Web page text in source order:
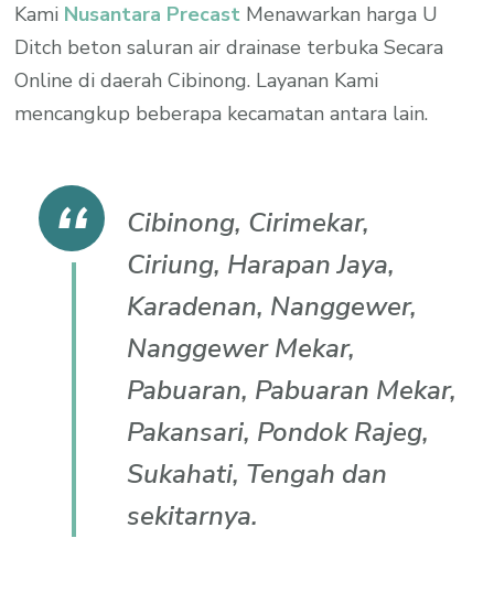
Kami Nusantara Precast Menawarkan harga U
Ditch beton saluran air drainase terbuka Secara
Online di daerah Cibinong. Layanan Kami
mencangkup beberapa kecamatan antara lain.
Cibinong, Cirimekar,
Ciriung, Harapan Jaya,
Karadenan, Nanggewer,
Nanggewer Mekar,
Pabuaran, Pabuaran Mekar,
Pakansari, Pondok Rajeg,
Sukahati, Tengah dan
sekitarnya.